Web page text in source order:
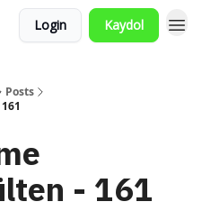
Login Kaydol
Posts
- 161